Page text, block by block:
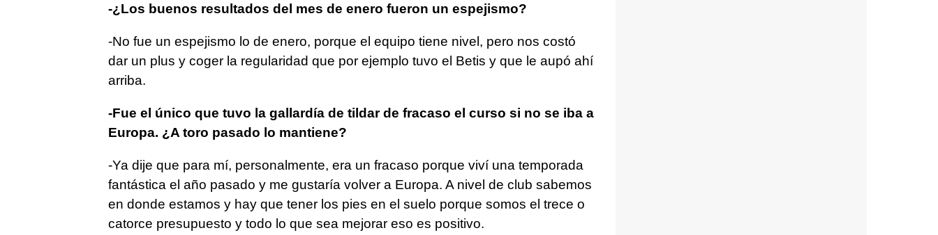
-¿Los buenos resultados del mes de enero fueron un espejismo?
-No fue un espejismo lo de enero, porque el equipo tiene nivel, pero nos costó
dar un plus y coger la regularidad que por ejemplo tuvo el Betis y que le aupó ahí
arriba.
-Fue el único que tuvo la gallardía de tildar de fracaso el curso si no se iba a
Europa. ¿A toro pasado lo mantiene?
-Ya dije que para mí, personalmente, era un fracaso porque viví una temporada
fantástica el año pasado y me gustaría volver a Europa. A nivel de club sabemos
en donde estamos y hay que tener los pies en el suelo porque somos el trece o
catorce presupuesto y todo lo que sea mejorar eso es positivo.